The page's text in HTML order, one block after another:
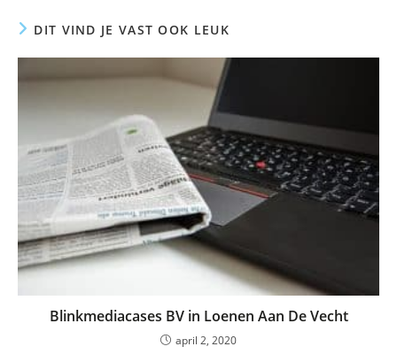
DIT VIND JE VAST OOK LEUK
Blinkmediacases BV in Loenen Aan De Vecht
april 2, 2020